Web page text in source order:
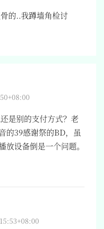
的..我蹲墙角检讨
是别的支付方式？老
的39感谢祭的BD，虽
放设备倒是一个问题。